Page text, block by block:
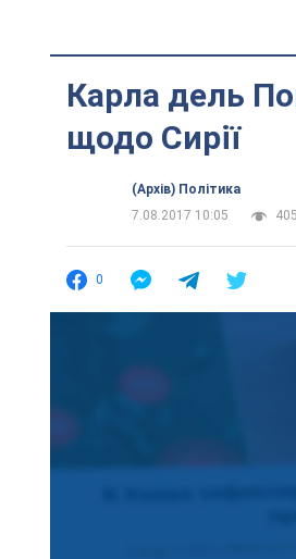
Карла дель
щодо Сирії
(Архів) Політика
7.08.2017 10:05
405
0